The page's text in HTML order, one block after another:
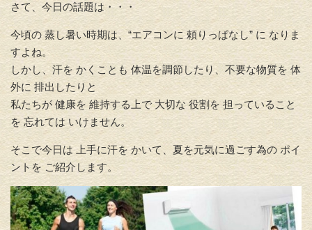
さて、今日の話題は・・・
今頃の 蒸し暑い時期は、“エアコンに 頼りっぱなし” に なりま
すよね。
しかし、汗を かくことも 体温を調節したり、不要な物質を 体
外に 排出したりと
私たちが 健康を 維持する上で 大切な 役割を 担っていること
を 忘れては いけません。
そこで今日は 上手に汗を かいて、夏を元気に過ごす為の ポイ
ントを ご紹介します。